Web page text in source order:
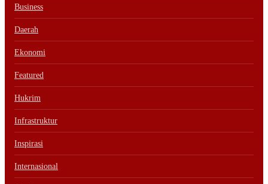
Business
Daerah
Ekonomi
Featured
Hukrim
Infrastruktur
Inspirasi
Internasional